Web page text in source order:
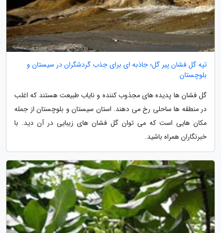
تپه گل فشان پیر گل؛ جاذبه ای برای جذب گردشگران در سیستان و
بلوچستان
گل فشان ها پدیده های مجذوب کننده و نایاب طبیعت هستند که اغلب
در منطقه ها ساحلی رخ می دهند. استان سیستان و بلوچستان از جمله
مکان هایی است که می توان گل فشان های زیبایی در آن دید. با
خبرنگاران همراه باشید.